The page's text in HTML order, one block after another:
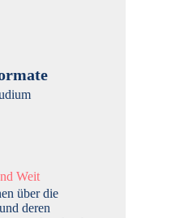
über die
deren